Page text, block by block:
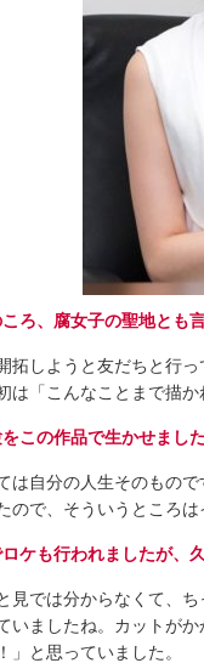
ろ、腐女子の聖地とも
拓しようと友だちと行
は「こんなことまで描か
この作品で生かせまし
は自分の人生そのもの
ので、そういうところは
ケも行われましたが、
見では分からなくて、
いましたね。カットが
」と思っていました。